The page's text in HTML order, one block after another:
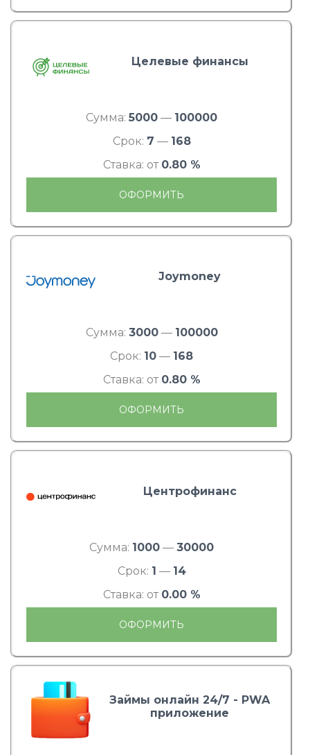
Целевые финансы
Сумма: 5000 — 100000
Срок: 7 — 168
Ставка: от 0.80 %
ОФОРМИТЬ
Joymoney
Сумма: 3000— 100000
Срок: 10 — 168
Ставка: от 0.80 %
ОФОРМИТЬ
Центрофинанс
Сумма: 1000 — 30000
Срок: 1 — 14
Ставка: от 0.00 %
ОФОРМИТЬ
Займы онлайн 24/7 - PWA
приложение